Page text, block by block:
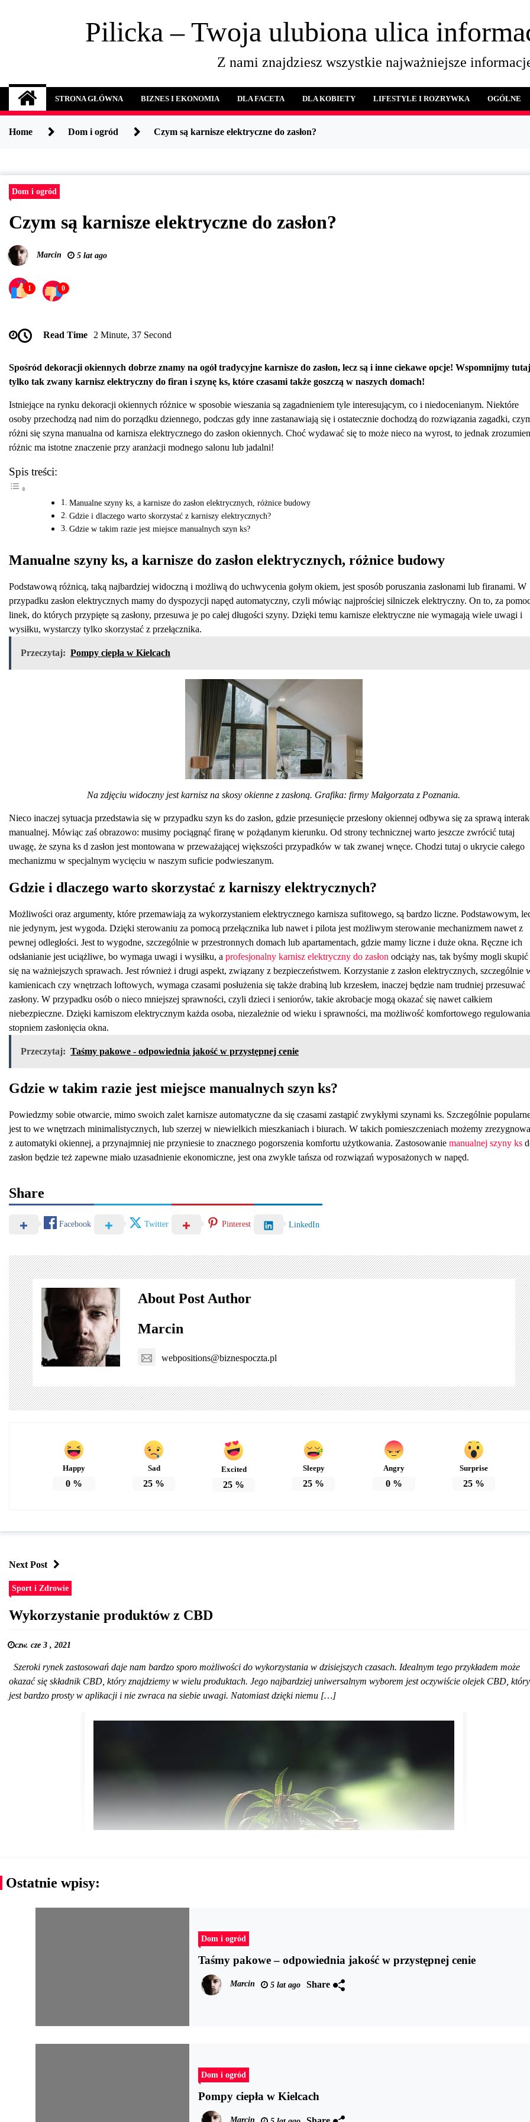
Pilicka – Twoja ulubiona ulica
Z nami znajdziesz wszystkie najważniejsze
STRONA GŁÓWNA BIZNES I EKONOMIA DLA FACETA DLA KOBIETY LIFESTYLE I ROZRYWKA OGÓLNE
Home Dom i ogród Czym są karnisze elektryczne do zasłon?
Dom i ogród
Czym są karnisze elektryczne do zasłon?
Marcin 5 lat ago
1 0
Read Time 2 Minute, 37 Second
Spośród dekoracji okiennych dobrze znamy na ogół tradycyjne karnisze do zasłon, lecz są i inne ciekawe opcje! Wspomnijmy tutaj
tylko tak zwany karnisz elektryczny do firan i szynę ks, które czasami także goszczą w naszych domach!
Istniejące na rynku dekoracji okiennych różnice w sposobie wieszania są zagadnieniem tyle interesującym, co i niedocenianym. Niektóre
osoby przechodzą nad nim do porządku dziennego, podczas gdy inne zastanawiają się i ostatecznie dochodzą do rozwiązania zagadki,
różni się szyna manualna od karnisza elektrycznego do zasłon okiennych. Choć wydawać się to może nieco na wyrost, to jednak
różnic ma istotne znaczenie przy aranżacji modnego salonu lub jadalni!
Spis treści:
Manualne szyny ks, a karnisze do zasłon elektrycznych, różnice budowy
Gdzie i dlaczego warto skorzystać z karniszy elektrycznych?
Gdzie w takim razie jest miejsce manualnych szyn ks?
Manualne szyny ks, a karnisze do zasłon elektrycznych, różnice budowy
Podstawową różnicą, taką najbardziej widoczną i możliwą do uchwycenia gołym okiem, jest sposób poruszania zasłonami lub firanami. W
przypadku zasłon elektrycznych mamy do dyspozycji napęd automatyczny, czyli mówiąc najprościej silniczek elektryczny. On to, za
linek, do których przypięte są zasłony, przesuwa je po całej długości szyny. Dzięki temu karnisze elektryczne nie wymagają wiele uwagi i
wysiłku, wystarczy tylko skorzystać z przełącznika.
Przeczytaj: Pompy ciepła w Kielcach
Na zdjęciu widoczny jest karnisz na skosy okienne z zasłoną. Grafika: firmy Małgorzata z Poznania.
Nieco inaczej sytuacja przedstawia się w przypadku szyn ks do zasłon, gdzie przesunięcie przesłony okiennej odbywa się za sprawą
manualnej. Mówiąc zaś obrazowo: musimy pociągnąć firanę w pożądanym kierunku. Od strony technicznej warto jeszcze zwrócić tutaj
uwagę, że szyna ks d zasłon jest montowana w przeważającej większości przypadków w tak zwanej wnęce. Chodzi tutaj o ukrycie całego
mechanizmu w specjalnym wycięciu w naszym suficie podwieszanym.
Gdzie i dlaczego warto skorzystać z karniszy elektrycznych?
Możliwości oraz argumenty, które przemawiają za wykorzystaniem elektrycznego karnisza sufitowego, są bardzo liczne. Podstawowym,
nie jedynym, jest wygoda. Dzięki sterowaniu za pomocą przełącznika lub nawet i pilota jest możliwym sterowanie mechanizmem nawet z
pewnej odległości. Jest to wygodne, szczególnie w przestronnych domach lub apartamentach, gdzie mamy liczne i duże okna. Ręczne ich
odsłanianie jest uciążliwe, bo wymaga uwagi i wysiłku, a profesjonalny karnisz elektryczny do zasłon odciąży nas, tak byśmy mogli skupić
się na ważniejszych sprawach. Jest również i drugi aspekt, związany z bezpieczeństwem. Korzystanie z zasłon elektrycznych, szczególnie
kamienicach czy wnętrzach loftowych, wymaga czasami posłużenia się także drabiną lub krzesłem, inaczej będzie nam trudniej przesuwać
zasłony. W przypadku osób o nieco mniejszej sprawności, czyli dzieci i seniorów, takie akrobacje mogą okazać się nawet całkiem
niebezpieczne. Dzięki karniszom elektrycznym każda osoba, niezależnie od wieku i sprawności, ma możliwość komfortowego regulowania
stopniem zasłonięcia okna.
Przeczytaj: Taśmy pakowe - odpowiednia jakość w przystępnej cenie
Gdzie w takim razie jest miejsce manualnych szyn ks?
Powiedzmy sobie otwarcie, mimo swoich zalet karnisze automatyczne da się czasami zastąpić zwykłymi szynami ks. Szczególnie
jest to we wnętrzach minimalistycznych, lub szerzej w niewielkich mieszkaniach i biurach. W takich pomieszczeniach możemy
z automatyki okiennej, a przynajmniej nie przyniesie to znacznego pogorszenia komfortu użytkowania. Zastosowanie manualnej szyny ks
zasłon będzie też zapewne miało uzasadnienie ekonomiczne, jest ona zwykle tańsza od rozwiązań wyposażonych w napęd.
Share
Facebook Twitter Pinterest LinkedIn
About Post Author
Marcin
webpositions@biznespoczta.pl
Happy
0 %
Sad
25 %
Excited
25 %
Sleepy
25 %
Angry
0%
Surprise
25%
Next Post
Sport i Zdrowie
Wykorzystanie produktów z CBD
czw. cze 3 , 2021
Szeroki rynek zastosowań daje nam bardzo sporo możliwości do wykorzystania w dzisiejszych czasach. Idealnym tego przykładem może
okazać się składnik CBD, który znajdziemy w wielu produktach. Jego najbardziej uniwersalnym wyborem jest oczywiście olejek CBD, który
jest bardzo prosty w aplikacji i nie zwraca na siebie uwagi. Natomiast dzięki niemu […]
Ostatnie wpisy:
Dom i ogród
Taśmy pakowe – odpowiednia jakość w przystępnej cenie
Marcin 5 lat ago Share
Dom i ogród
Pompy ciepła w Kielcach
Marcin